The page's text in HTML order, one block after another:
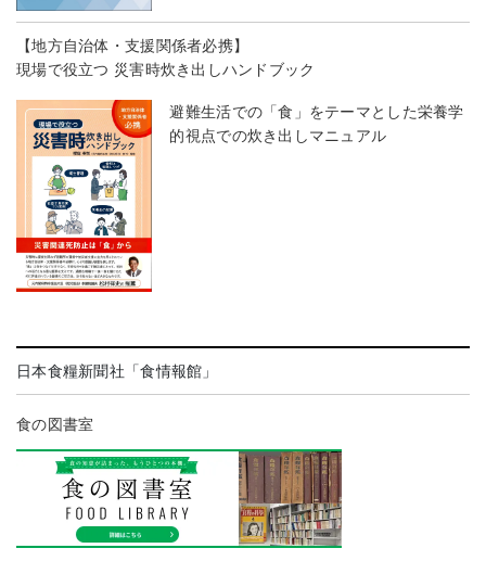
【地方自治体・支援関係者必携】
現場で役立つ 災害時炊き出しハンドブック
避難生活での「食」をテーマとした栄養学
的視点での炊き出しマニュアル
日本食糧新聞社「食情報館」
食の図書室